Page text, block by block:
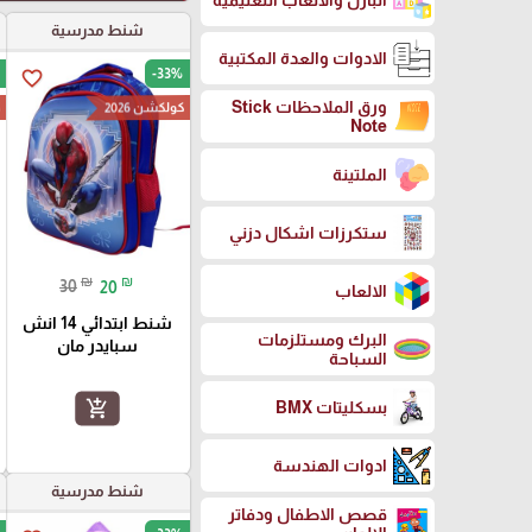
الادوات والعدة المكتبية
ورق الملاحظات Stick
Note
الملتينة
ستكرزات اشكال دزني
الالعاب
البرك ومستلزمات
السباحة
بسكليتات BMX
ادوات الهندسة
قصص الاطفال ودفاتر
شنط مدرسية
favorite_border -33%
كولكشن 2026
30 ₪ 20 ₪
شنط ابتدائي 14 انش
سبايدر مان
add_shopping_cart
شنط مدرسية